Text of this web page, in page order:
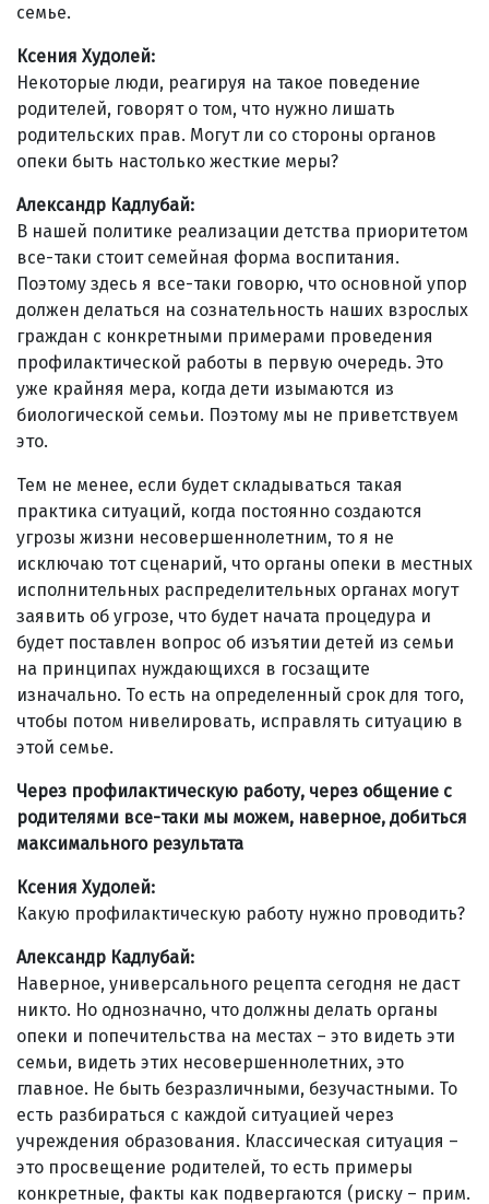
семье.
Ксения Худолей:
Некоторые люди, реагируя на такое поведение
родителей, говорят о том, что нужно лишать
родительских прав. Могут ли со стороны органов
опеки быть настолько жесткие меры?
Александр Кадлубай:
В нашей политике реализации детства приоритетом
все-таки стоит семейная форма воспитания.
Поэтому здесь я все-таки говорю, что основной упор
должен делаться на сознательность наших взрослых
граждан с конкретными примерами проведения
профилактической работы в первую очередь. Это
уже крайняя мера, когда дети изымаются из
биологической семьи. Поэтому мы не приветствуем
это.
Тем не менее, если будет складываться такая
практика ситуаций, когда постоянно создаются
угрозы жизни несовершеннолетним, то я не
исключаю тот сценарий, что органы опеки в местных
исполнительных распределительных органах могут
заявить об угрозе, что будет начата процедура и
будет поставлен вопрос об изъятии детей из семьи
на принципах нуждающихся в госзащите
изначально. То есть на определенный срок для того,
чтобы потом нивелировать, исправлять ситуацию в
этой семье.
Через профилактическую работу, через общение с
родителями все-таки мы можем, наверное, добиться
максимального результата
Ксения Худолей:
Какую профилактическую работу нужно проводить?
Александр Кадлубай:
Наверное, универсального рецепта сегодня не даст
никто. Но однозначно, что должны делать органы
опеки и попечительства на местах – это видеть эти
семьи, видеть этих несовершеннолетних, это
главное. Не быть безразличными, безучастными. То
есть разбираться с каждой ситуацией через
учреждения образования. Классическая ситуация –
это просвещение родителей, то есть примеры
конкретные, факты как подвергаются (риску – прим.